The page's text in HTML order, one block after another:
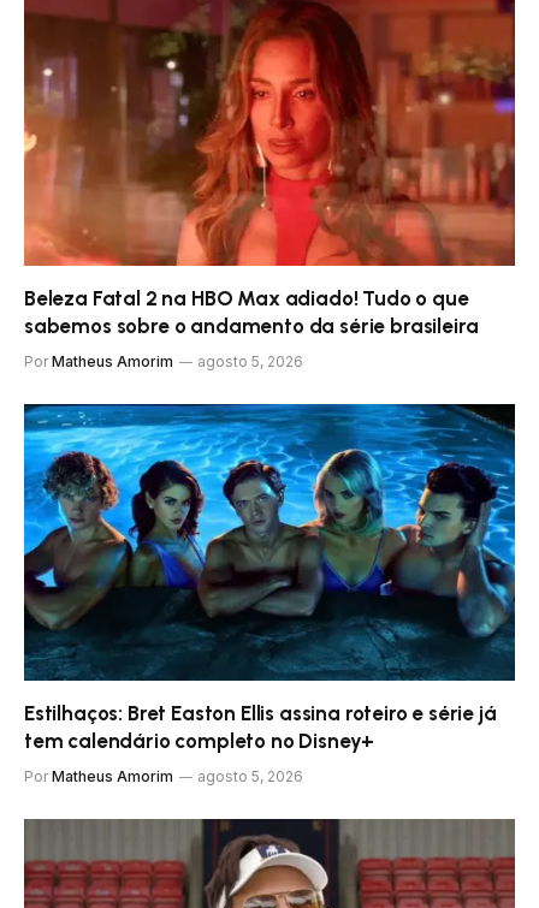
Beleza Fatal 2 na HBO Max adiado! Tudo o que
sabemos sobre o andamento da série brasileira
Por Matheus Amorim agosto 5, 2026
Estilhaços: Bret Easton Ellis assina roteiro e série já
tem calendário completo no Disney+
Por Matheus Amorim agosto 5, 2026